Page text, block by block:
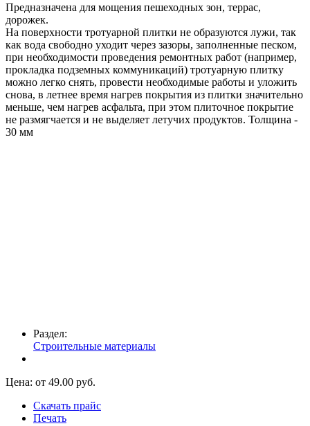
Предназначена для мощения пешеходных зон, террас,
дорожек.
На поверхности тротуарной плитки не образуются лужи, так
как вода свободно уходит через зазоры, заполненные песком,
при необходимости проведения ремонтных работ (например,
прокладка подземных коммуникаций) тротуарную плитку
можно легко снять, провести необходимые работы и уложить
снова, в летнее время нагрев покрытия из плитки значительно
меньше, чем нагрев асфальта, при этом плиточное покрытие
не размягчается и не выделяет летучих продуктов. Толщина -
30 мм
Раздел:
Строительные материалы
Цена: от 49.00 руб.
Скачать прайс
Печать